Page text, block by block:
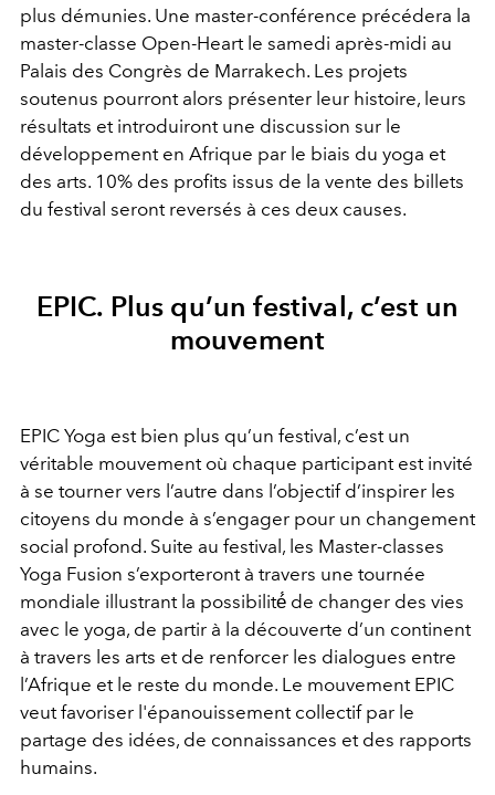
plus démunies. Une master-conférence précédera la
master-classe Open-Heart le samedi après-midi au
Palais des Congrès de Marrakech. Les projets
soutenus pourront alors présenter leur histoire, leurs
résultats et introduiront une discussion sur le
développement en Afrique par le biais du yoga et
des arts. 10% des profits issus de la vente des billets
du festival seront reversés à ces deux causes.
EPIC. Plus qu’un festival, c’est un
mouvement
EPIC Yoga est bien plus qu’un festival, c’est un
véritable mouvement où chaque participant est invité
à se tourner vers l’autre dans l’objectif d’inspirer les
citoyens du monde à s’engager pour un changement
social profond. Suite au festival, les Master-classes
Yoga Fusion s’exporteront à travers une tournée
mondiale illustrant la possibilité́ de changer des vies
avec le yoga, de partir à la découverte d’un continent
à travers les arts et de renforcer les dialogues entre
l’Afrique et le reste du monde. Le mouvement EPIC
veut favoriser l'épanouissement collectif par le
partage des idées, de connaissances et des rapports
humains.